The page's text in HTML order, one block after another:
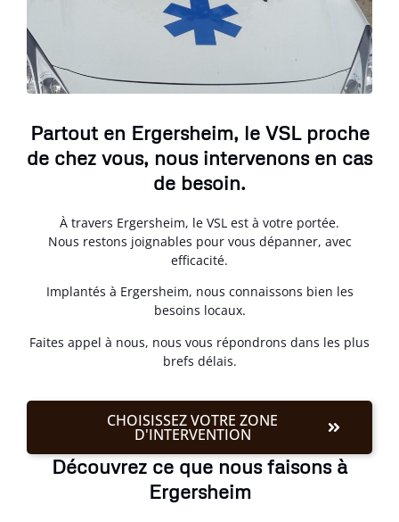
Partout en Ergersheim, le VSL proche
de chez vous, nous intervenons en cas
de besoin.
À travers Ergersheim, le VSL est à votre portée.
Nous restons joignables pour vous dépanner, avec
efficacité.
Implantés à Ergersheim, nous connaissons bien les
besoins locaux.
Faites appel à nous, nous vous répondrons dans les plus
brefs délais.
CHOISISSEZ VOTRE ZONE
D'INTERVENTION
Découvrez ce que nous faisons à
Ergersheim